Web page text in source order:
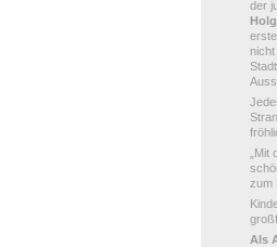
der
„Mit
zum
Als